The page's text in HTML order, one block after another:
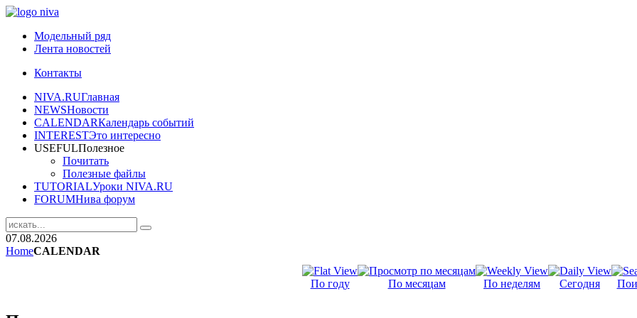
Модельный ряд
Лента новостей
Контакты
NIVA.RUГлавная
NEWSНовости
CALENDARКалендарь событий
INTERESTЭто интересно
USEFULПолезное
Почитать
Полезные файлы
TUTORIALУроки NIVA.RU
FORUMНива форум
07.08.2026
HomeCALENDAR
По году По месяцам По неделям Сегодня